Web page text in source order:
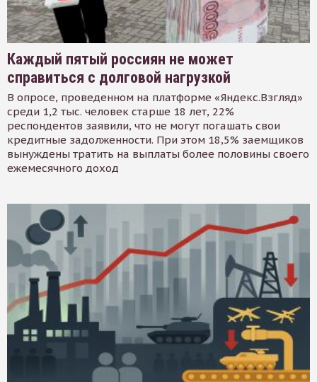
Каждый пятый россиян не может
справиться с долговой нагрузкой
В опросе, проведенном на платформе «Яндекс.Взгляд»
среди 1,2 тыс. человек старше 18 лет, 22%
респондентов заявили, что не могут погашать свои
кредитные задолженности. При этом 18,5% заемщиков
вынуждены тратить на выплаты более половины своего
ежемесячного доход